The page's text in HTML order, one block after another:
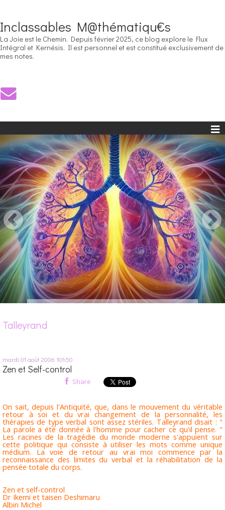
Inclassables M@thématiqu€s
La Joie est le Chemin. Depuis février 2025, ce blog explore le Flux
Intégral et Kernésis. Il est personnel et est constitué exclusivement de
mes notes.
Talleyrand
mardi 01 août 2006 10h50
Zen et Self-control
Share
On sait, depuis l'Antiquité, que, dans le mouvement du véritable
retour à soi et du vrai changement de la personnalité, les
thérapies de type verbal sont assez stériles. Talleyrand disait : "
La parole a été donnée à l'homme pour cacher ce qu'il pense. "
Les racines de la tragédie du monde moderne s'appuient sur
cette politique qui consiste à utiliser les mots comme unique
médium. La voie de retour au vrai moi commence par la
reconnaissance des limites du verbal et la réhabilitation de la
pensée totale du corps.
Zen et self-control
Dr Ikemi et taisen Deshimaru
Albin Michel